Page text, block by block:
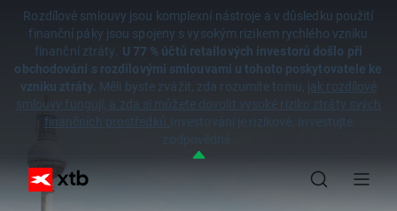
Rozdílové smlouvy jsou komplexní nástroje a v důsledku použití
finanční páky jsou spojeny s vysokým rizikem rychlého vzniku
finanční ztráty. U 77 % účtů retailových investorů došlo při
obchodování s rozdílovými smlouvami u tohoto poskytovatele ke
vzniku ztráty. Měli byste zvážit, zda rozumíte tomu, jak rozdílové
smlouvy fungují, a zda si můžete dovolit vysoké riziko ztráty svých
finančních prostředků. Investování je rizikové. Investujte
zodpovědně.